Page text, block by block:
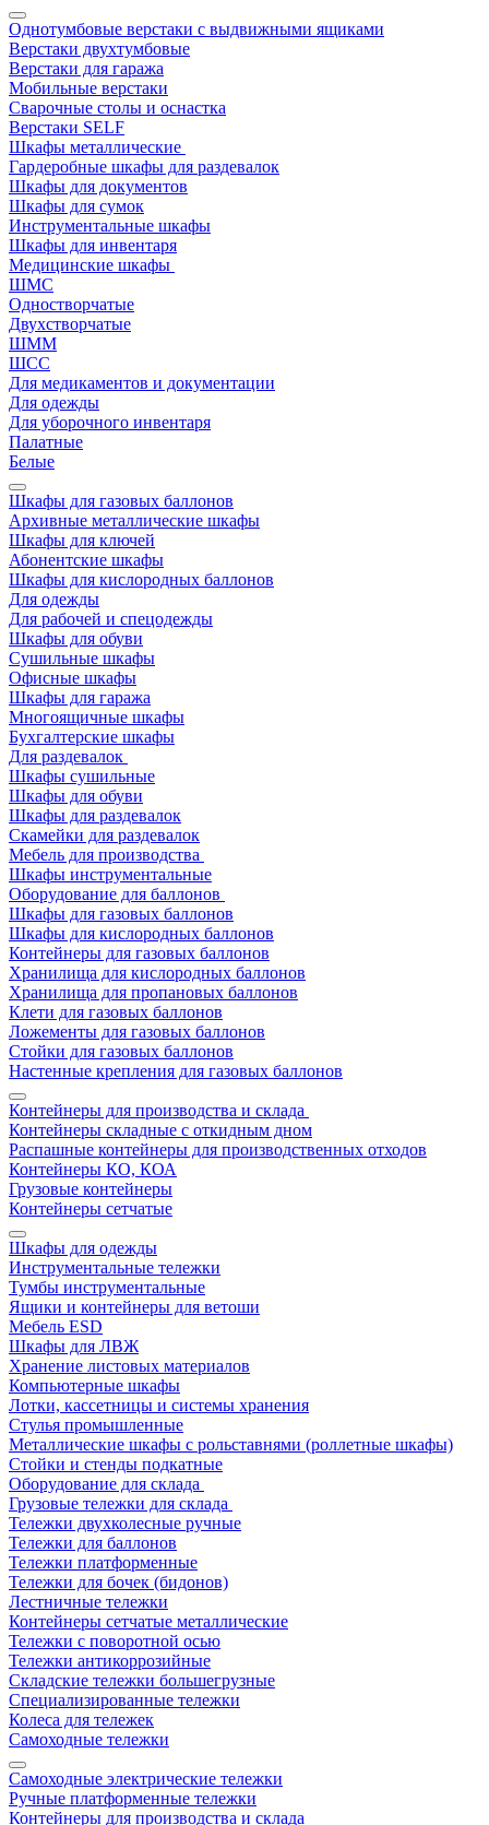
Однотумбовые верстаки с выдвижными ящиками
Верстаки двухтумбовые
Верстаки для гаража
Мобильные верстаки
Сварочные столы и оснастка
Верстаки SELF
Шкафы металлические
Гардеробные шкафы для раздевалок
Шкафы для документов
Шкафы для сумок
Инструментальные шкафы
Шкафы для инвентаря
Медицинские шкафы
ШМС
Одностворчатые
Двухстворчатые
ШММ
ШСС
Для медикаментов и документации
Для одежды
Для уборочного инвентаря
Палатные
Белые
Шкафы для газовых баллонов
Архивные металлические шкафы
Шкафы для ключей
Абонентские шкафы
Шкафы для кислородных баллонов
Для одежды
Для рабочей и спецодежды
Шкафы для обуви
Сушильные шкафы
Офисные шкафы
Шкафы для гаража
Многоящичные шкафы
Бухгалтерские шкафы
Для раздевалок
Шкафы сушильные
Шкафы для обуви
Шкафы для раздевалок
Скамейки для раздевалок
Мебель для производства
Шкафы инструментальные
Оборудование для баллонов
Шкафы для газовых баллонов
Шкафы для кислородных баллонов
Контейнеры для газовых баллонов
Хранилища для кислородных баллонов
Хранилища для пропановых баллонов
Клети для газовых баллонов
Ложементы для газовых баллонов
Стойки для газовых баллонов
Настенные крепления для газовых баллонов
Контейнеры для производства и склада
Контейнеры складные с откидным дном
Распашные контейнеры для производственных отходов
Контейнеры КО, КОА
Грузовые контейнеры
Контейнеры сетчатые
Шкафы для одежды
Инструментальные тележки
Тумбы инструментальные
Ящики и контейнеры для ветоши
Мебель ESD
Шкафы для ЛВЖ
Хранение листовых материалов
Компьютерные шкафы
Лотки, кассетницы и системы хранения
Стулья промышленные
Металлические шкафы с рольставнями (роллетные шкафы)
Стойки и стенды подкатные
Оборудование для склада
Грузовые тележки для склада
Тележки двухколесные ручные
Тележки для баллонов
Тележки платформенные
Тележки для бочек (бидонов)
Лестничные тележки
Контейнеры сетчатые металлические
Тележки с поворотной осью
Тележки антикоррозийные
Складские тележки большегрузные
Специализированные тележки
Колеса для тележек
Самоходные тележки
Самоходные электрические тележки
Ручные платформенные тележки
Контейнеры для производства и склада